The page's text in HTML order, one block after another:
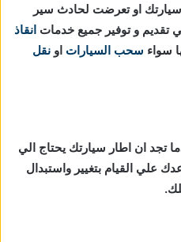
او تعرضت لحادث سير
تقديم و توفير جميع خدمات انقاذ
سواء سحب السيارات او نقل
تجد ان اطار سيارتك يحتاج الي
علي القيام بتغيير واستبدال